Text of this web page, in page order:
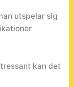
utspelar sig
kan det